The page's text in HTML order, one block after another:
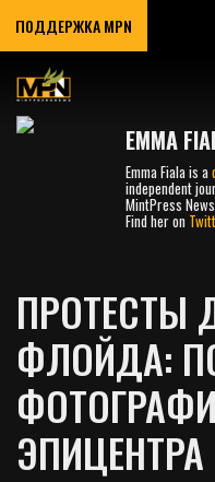
ПОДДЕРЖКА MPN
EMMA
Emma Fiala is a
independent
MintPress
Find her on
ФЛОЙДА: